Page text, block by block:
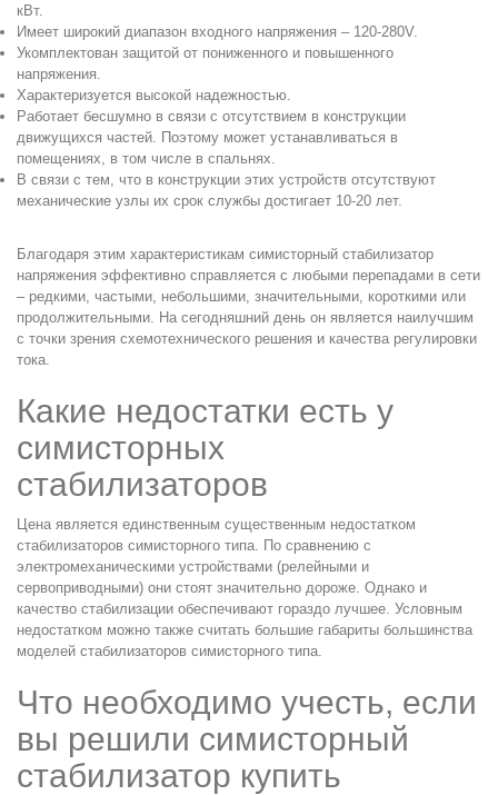
кВт.
Имеет широкий диапазон входного напряжения – 120-280V.
Укомплектован защитой от пониженного и повышенного
напряжения.
Характеризуется высокой надежностью.
Работает бесшумно в связи с отсутствием в конструкции
движущихся частей. Поэтому может устанавливаться в
помещениях, в том числе в спальнях.
В связи с тем, что в конструкции этих устройств отсутствуют
механические узлы их срок службы достигает 10-20 лет.
Благодаря этим характеристикам симисторный стабилизатор
напряжения эффективно справляется с любыми перепадами в сети
– редкими, частыми, небольшими, значительными, короткими или
продолжительными. На сегодняшний день он является наилучшим
с точки зрения схемотехнического решения и качества регулировки
тока.
Какие недостатки есть у
симисторных
стабилизаторов
Цена является единственным существенным недостатком
стабилизаторов симисторного типа. По сравнению с
электромеханическими устройствами (релейными и
сервоприводными) они стоят значительно дороже. Однако и
качество стабилизации обеспечивают гораздо лучшее. Условным
недостатком можно также считать большие габариты большинства
моделей стабилизаторов симисторного типа.
Что необходимо учесть, если
вы решили симисторный
стабилизатор купить